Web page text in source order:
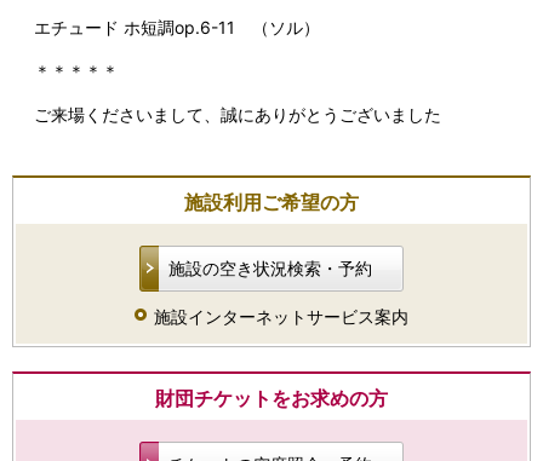
エチュード ホ短調op.6-11 （ソル）
＊＊＊＊＊
ご来場くださいまして、誠にありがとうございました
施設利用ご希望の方
施設の空き状況検索・予約
施設インターネットサービス案内
財団チケットをお求めの方